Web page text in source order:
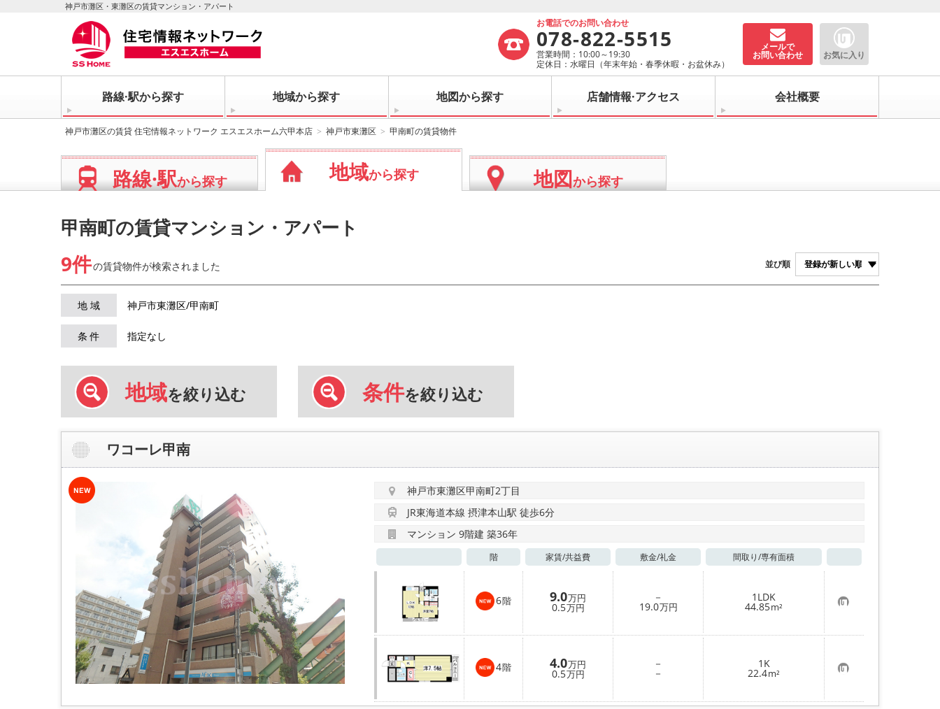
神戸市灘区・東灘区の賃貸マンション・アパート
お電話でのお問い合わせ
078-822-5515
営業時間：10:00～19:30
定休日：水曜日（年末年始・春季休暇・お盆休み）
メールで
お問い合わせ お気に入り
路線·駅から探す 地域から探す 地図から探す 店舗情報·アクセス 会社概要
神戸市灘区の賃貸 住宅情報ネットワーク エスエスホーム六甲本店 神戸市東灘区 甲南町の賃貸物件
路線·駅から探す 地域から探す 地図から探す
甲南町の賃貸マンション・アパート
9件の賃貸物件が検索されました 並び順
地 域 神戸市東灘区/甲南町
条 件 指定なし
地域を絞り込む 条件を絞り込む
ワコーレ甲南
神戸市東灘区甲南町2丁目
JR東海道本線 摂津本山駅 徒歩6分
マンション 9階建 築36年
階 家賃/共益費 敷金/礼金 間取り/専有面積
6階 9.0万円
0.5万円
－
19.0万円
1LDK
44.85m² お
気
に
入
り
登
録
4階 4.0万円
0.5万円
－
－
1K
22.4m² お
気
に
入